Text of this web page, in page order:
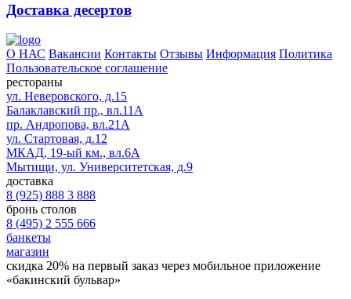
Доставка десертов
О НАС Вакансии Контакты Отзывы Информация Политика
Пользовательское соглашение
рестораны
ул. Неверовского, д.15
Балаклавский пр., вл.11А
пр. Андропова, вл.21А
ул. Стартовая, д.12
МКАД, 19-ый км., вл.6А
Мытищи, ул. Университетская, д.9
доставка
8 (925) 888 3 888
бронь столов
8 (495) 2 555 666
банкеты
магазин
скидка 20% на первый заказ через мобильное приложение
«бакинский бульвар»